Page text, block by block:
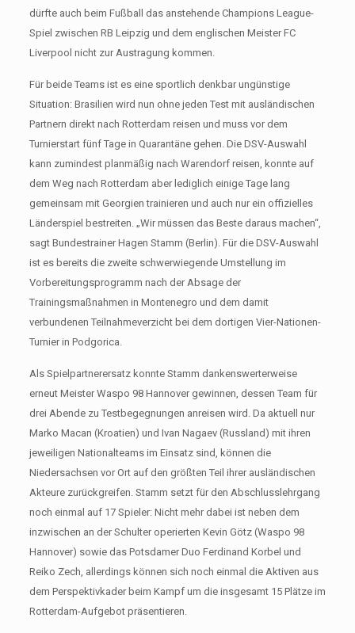
dürfte auch beim Fußball das anstehende Champions League-
Spiel zwischen RB Leipzig und dem englischen Meister FC
Liverpool nicht zur Austragung kommen.
Für beide Teams ist es eine sportlich denkbar ungünstige
Situation: Brasilien wird nun ohne jeden Test mit ausländischen
Partnern direkt nach Rotterdam reisen und muss vor dem
Turnierstart fünf Tage in Quarantäne gehen. Die DSV-Auswahl
kann zumindest planmäßig nach Warendorf reisen, konnte auf
dem Weg nach Rotterdam aber lediglich einige Tage lang
gemeinsam mit Georgien trainieren und auch nur ein offizielles
Länderspiel bestreiten. „Wir müssen das Beste daraus machen“,
sagt Bundestrainer Hagen Stamm (Berlin). Für die DSV-Auswahl
ist es bereits die zweite schwerwiegende Umstellung im
Vorbereitungsprogramm nach der Absage der
Trainingsmaßnahmen in Montenegro und dem damit
verbundenen Teilnahmeverzicht bei dem dortigen Vier-Nationen-
Turnier in Podgorica.
Als Spielpartnerersatz konnte Stamm dankenswerterweise
erneut Meister Waspo 98 Hannover gewinnen, dessen Team für
drei Abende zu Testbegegnungen anreisen wird. Da aktuell nur
Marko Macan (Kroatien) und Ivan Nagaev (Russland) mit ihren
jeweiligen Nationalteams im Einsatz sind, können die
Niedersachsen vor Ort auf den größten Teil ihrer ausländischen
Akteure zurückgreifen. Stamm setzt für den Abschlusslehrgang
noch einmal auf 17 Spieler: Nicht mehr dabei ist neben dem
inzwischen an der Schulter operierten Kevin Götz (Waspo 98
Hannover) sowie das Potsdamer Duo Ferdinand Korbel und
Reiko Zech, allerdings können sich noch einmal die Aktiven aus
dem Perspektivkader beim Kampf um die insgesamt 15 Plätze im
Rotterdam-Aufgebot präsentieren.